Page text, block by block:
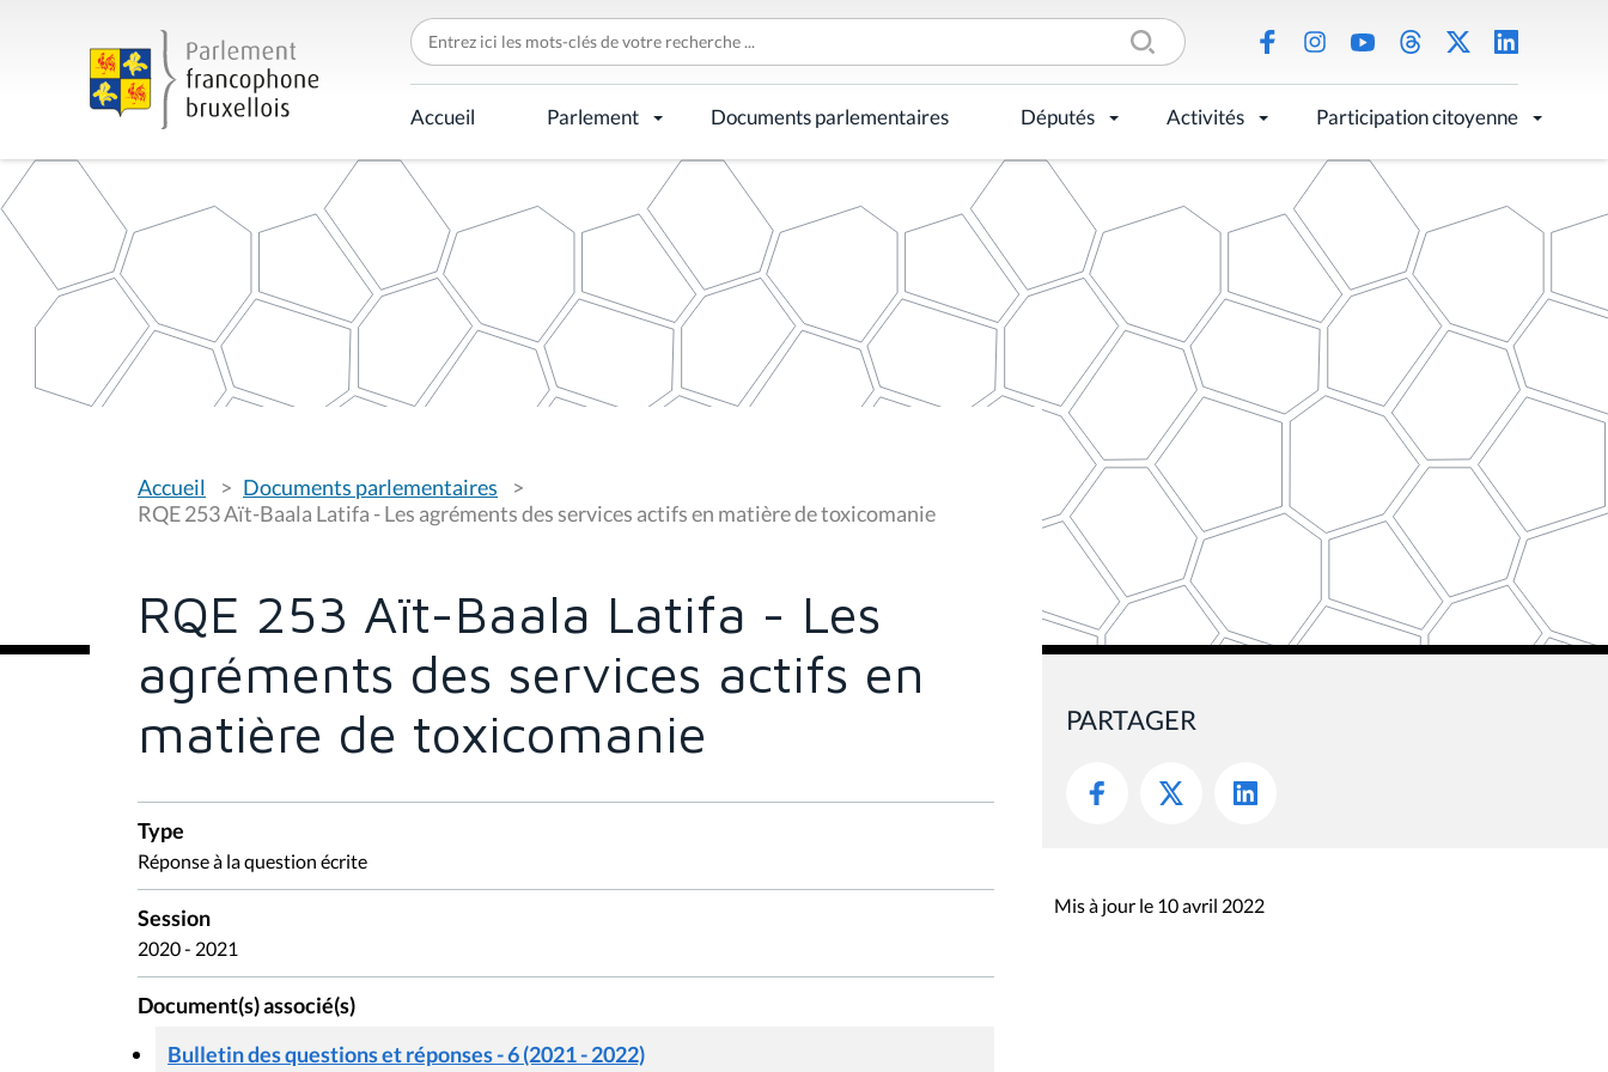
C
h
e
r
c
h
r
p
Accueil Parlement Documents parlementaires Députés Activités Participation citoyenne
o
u
s
s
:
Accueil
Documents parlementaires
RQE 253 Aït-Baala Latifa - Les agréments des services actifs en matière de toxicomanie
RQE 253 Aït-Baala Latifa - Les
agréments des services actifs en
matière de toxicomanie
Type
Réponse à la question écrite
Session
2020 - 2021
Document(s) associé(s)
Bulletin des questions et réponses - 6 (2021 - 2022)
PARTAGER
Mis à jour le 10 avril 2022